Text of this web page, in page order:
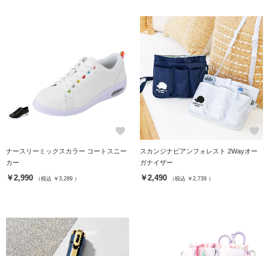
favorite
ナースリーミックスカラー コートスニー
カー
￥2,990 （税込 ￥3,289 ）
favorite
スカンジナビアンフォレスト 2Wayオー
ガナイザー
￥2,490 （税込 ￥2,739 ）